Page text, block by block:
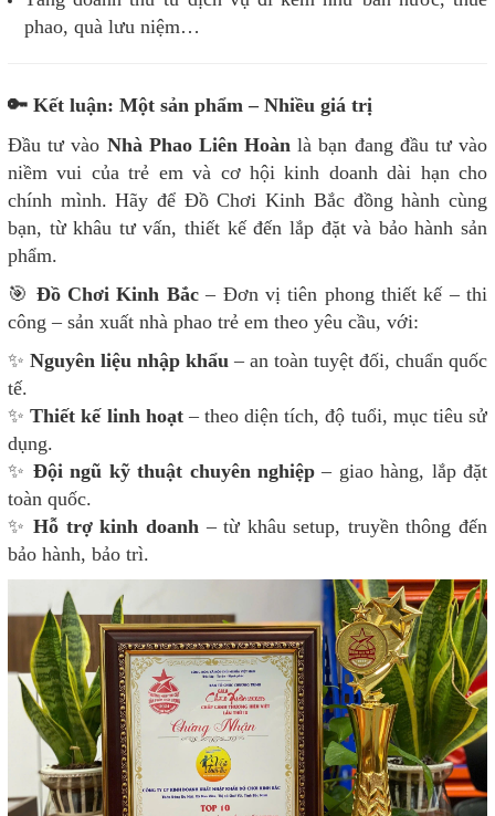
phao, quà lưu niệm…
🔑 Kết luận: Một sản phẩm – Nhiều giá trị
Đầu tư vào Nhà Phao Liên Hoàn là bạn đang đầu tư vào
niềm vui của trẻ em và cơ hội kinh doanh dài hạn cho
chính mình. Hãy để Đồ Chơi Kinh Bắc đồng hành cùng
bạn, từ khâu tư vấn, thiết kế đến lắp đặt và bảo hành sản
phẩm.
🎯 Đồ Chơi Kinh Bắc– Đơn vị tiên phong thiết kế – thi
công – sản xuất nhà phao trẻ em theo yêu cầu, với:
✨ Nguyên liệu nhập khẩu – an toàn tuyệt đối, chuẩn quốc
tế.
✨Thiết kế linh hoạt– theo diện tích, độ tuổi, mục tiêu sử
dụng.
✨ Đội ngũ kỹ thuật chuyên nghiệp– giao hàng, lắp đặt
toàn quốc.
✨Hỗ trợ kinh doanh– từ khâu setup, truyền thông đến
bảo hành, bảo trì.